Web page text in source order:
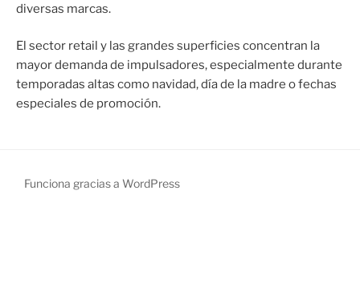
diversas marcas.
El sector retail y las grandes superficies concentran la
mayor demanda de impulsadores, especialmente durante
temporadas altas como navidad, día de la madre o fechas
especiales de promoción.
Funciona gracias a WordPress